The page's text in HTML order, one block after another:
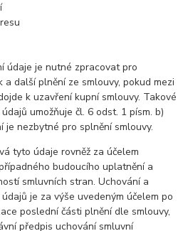
údaje je nutné zpracovat pro
a další plnění ze smlouvy, pokud mezi
k uzavření kupní smlouvy. Takové
umožňuje čl. 6 odst. 1 písm. b)
je nezbytné pro splnění smlouvy.
tyto údaje rovněž za účelem
budoucího uplatnění a
smluvních stran. Uchování a
je za výše uvedeným účelem po
poslední části plnění dle smlouvy,
předpis uchování smluvní